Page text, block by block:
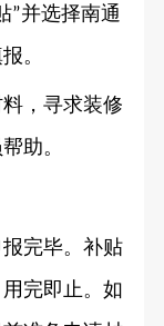
”并选择南通
。
，寻求装修
助。
完毕。补贴
完即止。如